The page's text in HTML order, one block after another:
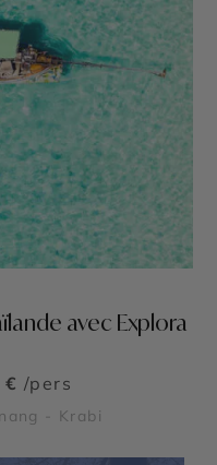
avec Explora
€ /pers
- Krabi